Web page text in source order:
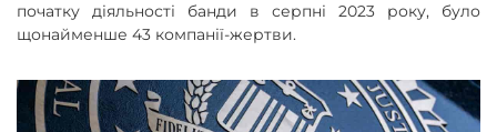
початку діяльності банди в серпні 2023 року, було
щонайменше 43 компанії-жертви.